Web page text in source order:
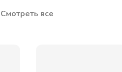
Смотреть все